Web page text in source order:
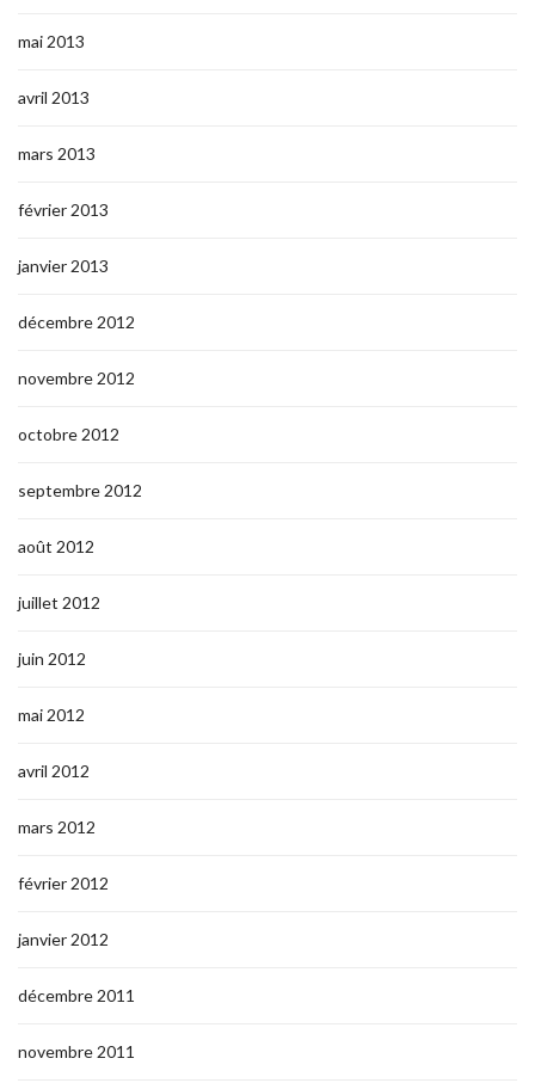
mai 2013
avril 2013
mars 2013
février 2013
janvier 2013
décembre 2012
novembre 2012
octobre 2012
septembre 2012
août 2012
juillet 2012
juin 2012
mai 2012
avril 2012
mars 2012
février 2012
janvier 2012
décembre 2011
novembre 2011